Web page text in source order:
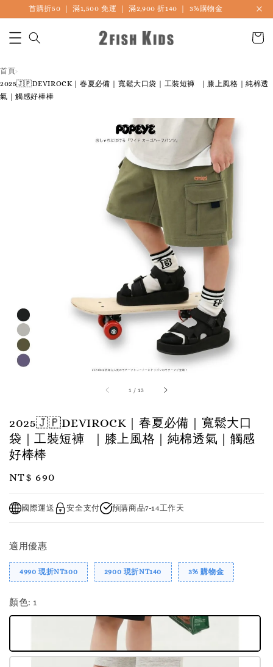
首購折50 ｜ 滿1,500 免運 ｜ 滿2,900 折140 ｜ 3%購物金
首頁›
2025🇯🇵DEVIROCK｜春夏必備｜寬鬆大口袋｜工裝短褲 ｜膝上風格｜純棉透
氣｜觸感好棒棒
1 /13
2025🇯🇵DEVIROCK｜春夏必備｜寬鬆大口
袋｜工裝短褲 ｜膝上風格｜純棉透氣｜觸感
好棒棒
Regular
NT$ 690
國際運送 安全支付 預購商品7-14工作天
適用優惠
4990 現折NT300 2900 現折NT140 3% 購物金
顏色: 1